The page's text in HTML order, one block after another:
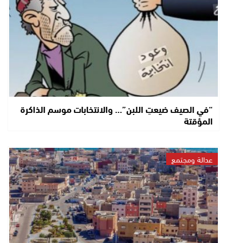
“في الصيف ضيعتِ اللبن”… والانتخابات موسم الذاكرة
المؤقتة
عدالة ومجتمع